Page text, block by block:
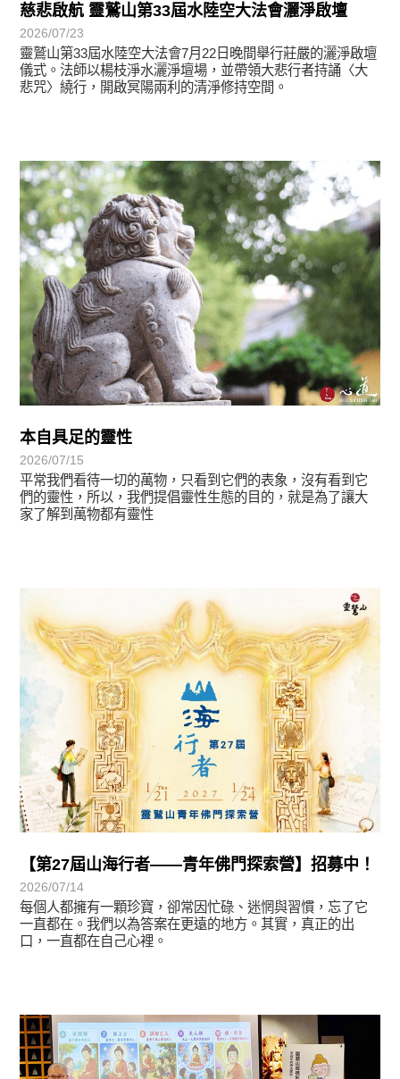
慈悲啟航 靈鷲山第33屆水陸空大法會灑淨啟壇
2026/07/23
靈鷲山第33屆水陸空大法會7月22日晚間舉行莊嚴的灑淨啟壇
儀式。法師以楊枝淨水灑淨壇場，並帶領大悲行者持誦〈大
悲咒〉繞行，開啟冥陽兩利的清淨修持空間。
本自具足的靈性
2026/07/15
平常我們看待一切的萬物，只看到它們的表象，沒有看到它
們的靈性，所以，我們提倡靈性生態的目的，就是為了讓大
家了解到萬物都有靈性
學習分享
【第27屆山海行者——青年佛門探索營】招募中！
2026/07/14
每個人都擁有一顆珍寶，卻常因忙碌、迷惘與習慣，忘了它
一直都在。我們以為答案在更遠的地方。其實，真正的出
口，一直都在自己心裡。
最新消息